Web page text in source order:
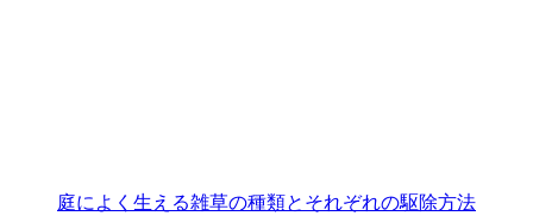
庭によく生える雑草の種類とそれぞれの駆除方法